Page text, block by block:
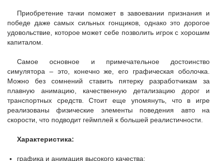
Приобретение тачки поможет в завоевании признания и
победе даже самых сильных гонщиков, однако это дорогое
удовольствие, которое может себе позволить игрок с хорошим
капиталом.
Самое основное и примечательное достоинство
симулятора – это, конечно же, его графическая оболочка.
Можно без сомнений ставить пятерку разработчикам за
плавную анимацию, качественную детализацию дорог и
транспортных средств. Стоит еще упомянуть, что в игре
реализованы физические элементы поведения авто на
скорости, что подводит геймплей к большей реалистичности.
Характеристика:
графика и анимация высокого качества;